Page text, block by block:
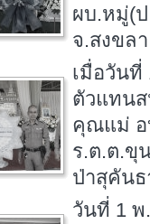
ผบ.หมู่(
จ.สงขลา
เมื่อวันที่
ตัวแทน
คุณแม่ อ
ร.ต.ต.ขุ
ป่าสุคันธ
วันที่ 1 พ